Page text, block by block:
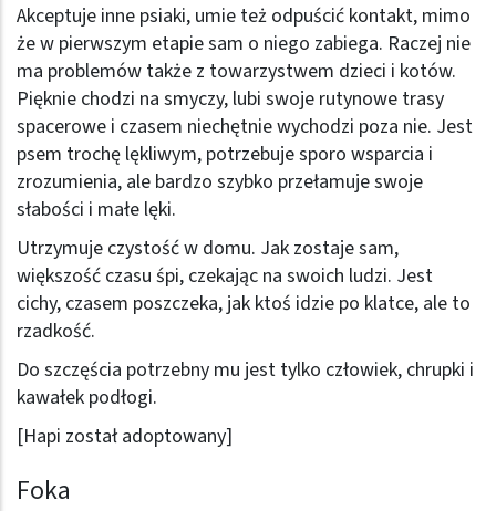
Akceptuje inne psiaki, umie też odpuścić kontakt, mimo
że w pierwszym etapie sam o niego zabiega. Raczej nie
ma problemów także z towarzystwem dzieci i kotów.
Pięknie chodzi na smyczy, lubi swoje rutynowe trasy
spacerowe i czasem niechętnie wychodzi poza nie. Jest
psem trochę lękliwym, potrzebuje sporo wsparcia i
zrozumienia, ale bardzo szybko przełamuje swoje
słabości i małe lęki.
Utrzymuje czystość w domu. Jak zostaje sam,
większość czasu śpi, czekając na swoich ludzi. Jest
cichy, czasem poszczeka, jak ktoś idzie po klatce, ale to
rzadkość.
Do szczęścia potrzebny mu jest tylko człowiek, chrupki i
kawałek podłogi.
[Hapi został adoptowany]
Foka